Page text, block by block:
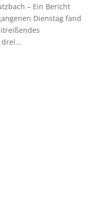
– Ein Bericht
Dienstag fand